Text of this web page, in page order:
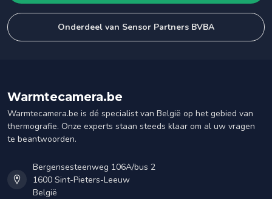
Onderdeel van Sensor Partners BVBA
Warmtecamera.be
Warmtecamera.be is dé specialist van België op het gebied van
thermografie. Onze experts staan steeds klaar om al uw vragen
te beantwoorden.
Bergensesteenweg 106A/bus 2
1600 Sint-Pieters-Leeuw
België